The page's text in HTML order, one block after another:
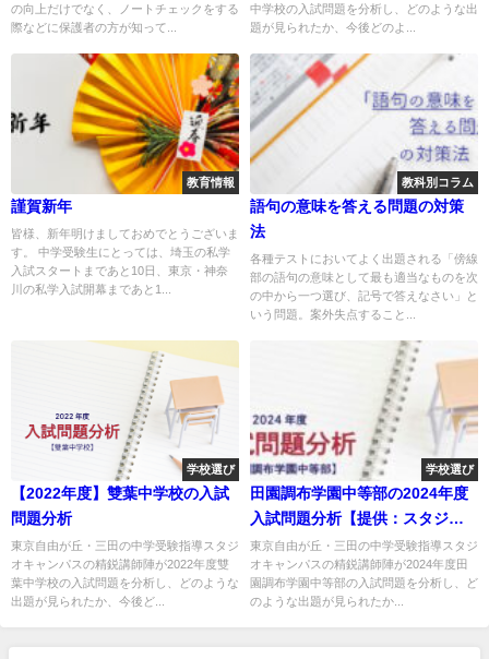
の向上だけでなく、ノートチェックをする
際などに保護者の方が知って...
中学校の入試問題を分析し、どのような出
題が見られたか、今後どのよ...
教育情報
謹賀新年
皆様、新年明けましておめでとうございま
す。 中学受験生にとっては、埼玉の私学
入試スタートまであと10日、東京・神奈
川の私学入試開幕まであと1...
教科別コラム
語句の意味を答える問題の対策
法
各種テストにおいてよく出題される「傍線
部の語句の意味として最も適当なものを次
の中から一つ選び、記号で答えなさい」と
いう問題。案外失点すること...
学校選び
【2022年度】雙葉中学校の入試
問題分析
東京自由が丘・三田の中学受験指導スタジ
オキャンパスの精鋭講師陣が2022年度雙
葉中学校の入試問題を分析し、どのような
出題が見られたか、今後ど...
学校選び
田園調布学園中等部の2024年度
入試問題分析【提供：スタジオ
キャンパス】
東京自由が丘・三田の中学受験指導スタジ
オキャンパスの精鋭講師陣が2024年度田
園調布学園中等部の入試問題を分析し、ど
のような出題が見られたか...